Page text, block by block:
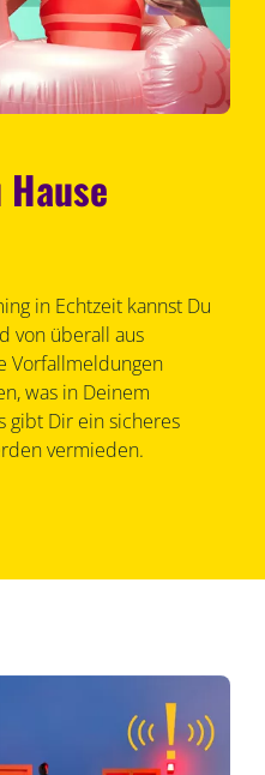
in Echtzeit kannst Du
von überall aus
Vorfallmeldungen
was in Deinem
gibt Dir ein sicheres
vermieden.